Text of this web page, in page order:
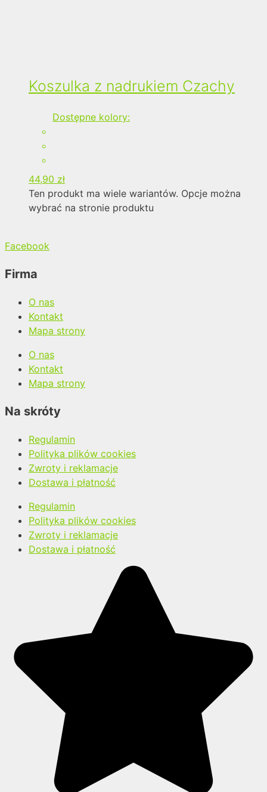
Koszulka z nadrukiem Czachy
Dostępne kolory:
44,90 zł
Ten produkt ma wiele wariantów. Opcje można
wybrać na stronie produktu
Facebook
Firma
O nas
Kontakt
Mapa strony
O nas
Kontakt
Mapa strony
Na skróty
Regulamin
Polityka plików cookies
Zwroty i reklamacje
Dostawa i płatność
Regulamin
Polityka plików cookies
Zwroty i reklamacje
Dostawa i płatność